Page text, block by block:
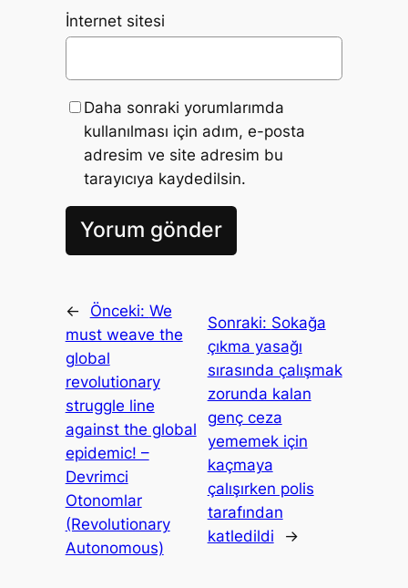
İnternet sitesi
Daha sonraki yorumlarımda
kullanılması için adım, e-posta
adresim ve site adresim bu
tarayıcıya kaydedilsin.
← Önceki: We
must weave the
global
revolutionary
struggle line
against the global
epidemic! –
Devrimci
Otonomlar
(Revolutionary
Autonomous)
Sonraki: Sokağa
çıkma yasağı
sırasında çalışmak
zorunda kalan
genç ceza
yememek için
kaçmaya
çalışırken polis
tarafından
katledildi
→